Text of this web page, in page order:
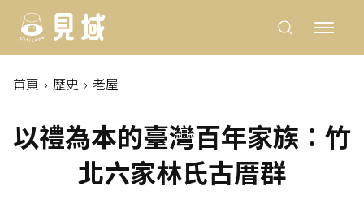
首頁 歷史 老屋
以禮為本的臺灣百年家族：竹
北六家林氏古厝群